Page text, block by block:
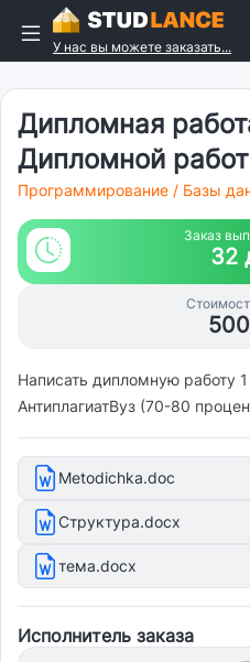
У нас вы можете заказать...
Дипломная
Дипломной
Программирование / Базы
Заказ
32
Написать дипломную работу 1
АнтиплагиатВуз (70-80
Metodichka.doc
Структура.docx
тема.docx
Исполнитель заказа